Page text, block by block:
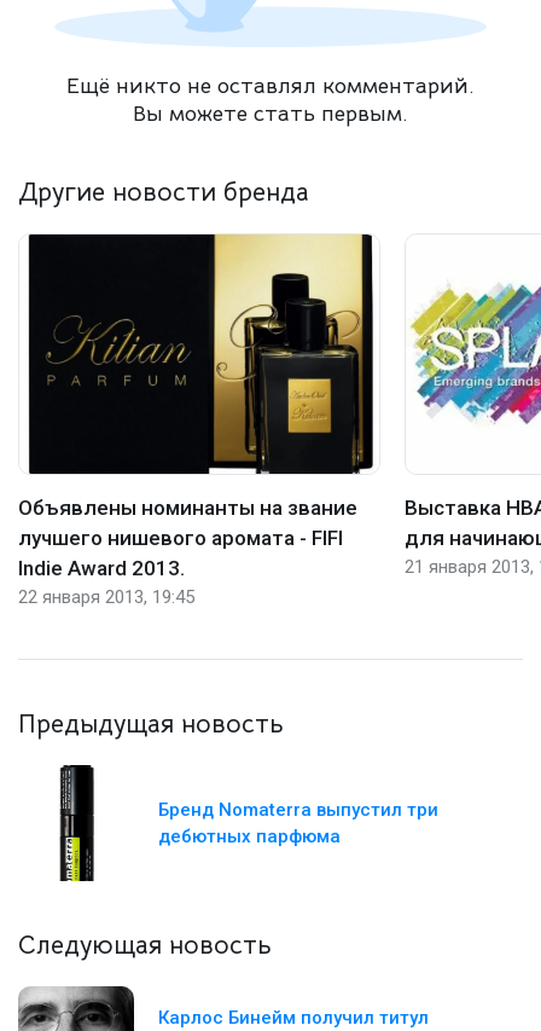
Ещё никто не оставлял комментарий.
Вы можете стать первым.
Другие новости бренда
Объявлены номинанты на звание
лучшего нишевого аромата - FIFI
Indie Award 2013.
22 января 2013, 19:45
Выставка
для
21 января 2013,
Предыдущая новость
Бренд Nomaterra выпустил три
дебютных парфюма
Следующая новость
Карлос Бинейм получил титул